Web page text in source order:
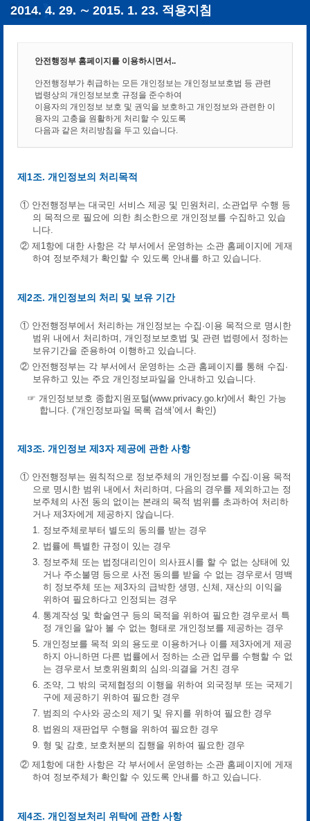
2014. 4. 29. ∼ 2015. 1. 23. 적용지침
안전행정부 홈페이지를 이용하시면서..
안전행정부가 취급하는 모든 개인정보는 개인정보보호법 등 관련
법령상의 개인정보보호 규정을 준수하여
이용자의 개인정보 보호 및 권익을 보호하고 개인정보와 관련한 이
용자의 고충을 원활하게 처리할 수 있도록
다음과 같은 처리방침을 두고 있습니다.
제1조. 개인정보의 처리목적
① 안전행정부는 대국민 서비스 제공 및 민원처리, 소관업무 수행 등
의 목적으로 필요에 의한 최소한으로 개인정보를 수집하고 있습
니다.
② 제1항에 대한 사항은 각 부서에서 운영하는 소관 홈페이지에 게재
하여 정보주체가 확인할 수 있도록 안내를 하고 있습니다.
제2조. 개인정보의 처리 및 보유 기간
① 안전행정부에서 처리하는 개인정보는 수집·이용 목적으로 명시한
범위 내에서 처리하며, 개인정보보호법 및 관련 법령에서 정하는
보유기간을 준용하여 이행하고 있습니다.
② 안전행정부는 각 부서에서 운영하는 소관 홈페이지를 통해 수집·
보유하고 있는 주요 개인정보파일을 안내하고 있습니다.
☞ 개인정보보호 종합지원포털(www.privacy.go.kr)에서 확인 가능
합니다. (‘개인정보파일 목록 검색’에서 확인)
제3조. 개인정보 제3자 제공에 관한 사항
① 안전행정부는 원칙적으로 정보주체의 개인정보를 수집·이용 목적
으로 명시한 범위 내에서 처리하며, 다음의 경우를 제외하고는 정
보주체의 사전 동의 없이는 본래의 목적 범위를 초과하여 처리하
거나 제3자에게 제공하지 않습니다.
1. 정보주체로부터 별도의 동의를 받는 경우
2. 법률에 특별한 규정이 있는 경우
3. 정보주체 또는 법정대리인이 의사표시를 할 수 없는 상태에 있
거나 주소불명 등으로 사전 동의를 받을 수 없는 경우로서 명백
히 정보주체 또는 제3자의 급박한 생명, 신체, 재산의 이익을
위하여 필요하다고 인정되는 경우
4. 통계작성 및 학술연구 등의 목적을 위하여 필요한 경우로서 특
정 개인을 알아 볼 수 없는 형태로 개인정보를 제공하는 경우
5. 개인정보를 목적 외의 용도로 이용하거나 이를 제3자에게 제공
하지 아니하면 다른 법률에서 정하는 소관 업무를 수행할 수 없
는 경우로서 보호위원회의 심의·의결을 거친 경우
6. 조약, 그 밖의 국제협정의 이행을 위하여 외국정부 또는 국제기
구에 제공하기 위하여 필요한 경우
7. 범죄의 수사와 공소의 제기 및 유지를 위하여 필요한 경우
8. 법원의 재판업무 수행을 위하여 필요한 경우
9. 형 및 감호, 보호처분의 집행을 위하여 필요한 경우
② 제1항에 대한 사항은 각 부서에서 운영하는 소관 홈페이지에 게재
하여 정보주체가 확인할 수 있도록 안내를 하고 있습니다.
제4조. 개인정보처리 위탁에 관한 사항